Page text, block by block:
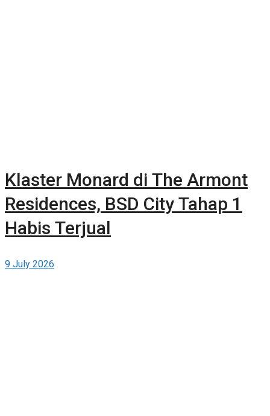
Klaster Monard di The Armont
Residences, BSD City Tahap 1
Habis Terjual
9 July 2026